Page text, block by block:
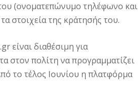
(ονοματεπώνυμο τηλέφωνο και
στοιχεία της κράτησής του.
είναι διαθέσιμη για
στον πολίτη να προγραμματίζει
το τέλος Ιουνίου η πλατφόρμα